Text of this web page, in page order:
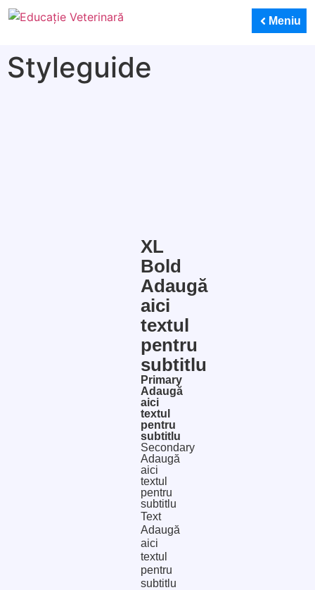
Meniu
Styleguide
XL
Bold
Adaugă
aici
textul
pentru
subtitlu
Primary
Adaugă
aici
textul
pentru
subtitlu
Secondary
Adaugă
aici
textul
pentru
subtitlu
Text
Adaugă
aici
textul
pentru
subtitlu